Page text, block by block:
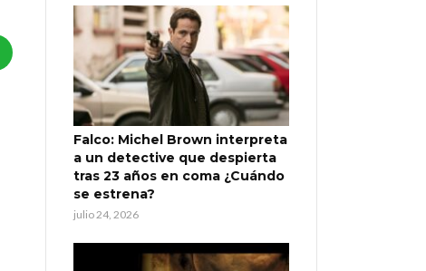
Falco: Michel Brown interpreta
a un detective que despierta
tras 23 años en coma ¿Cuándo
se estrena?
julio 24, 2026